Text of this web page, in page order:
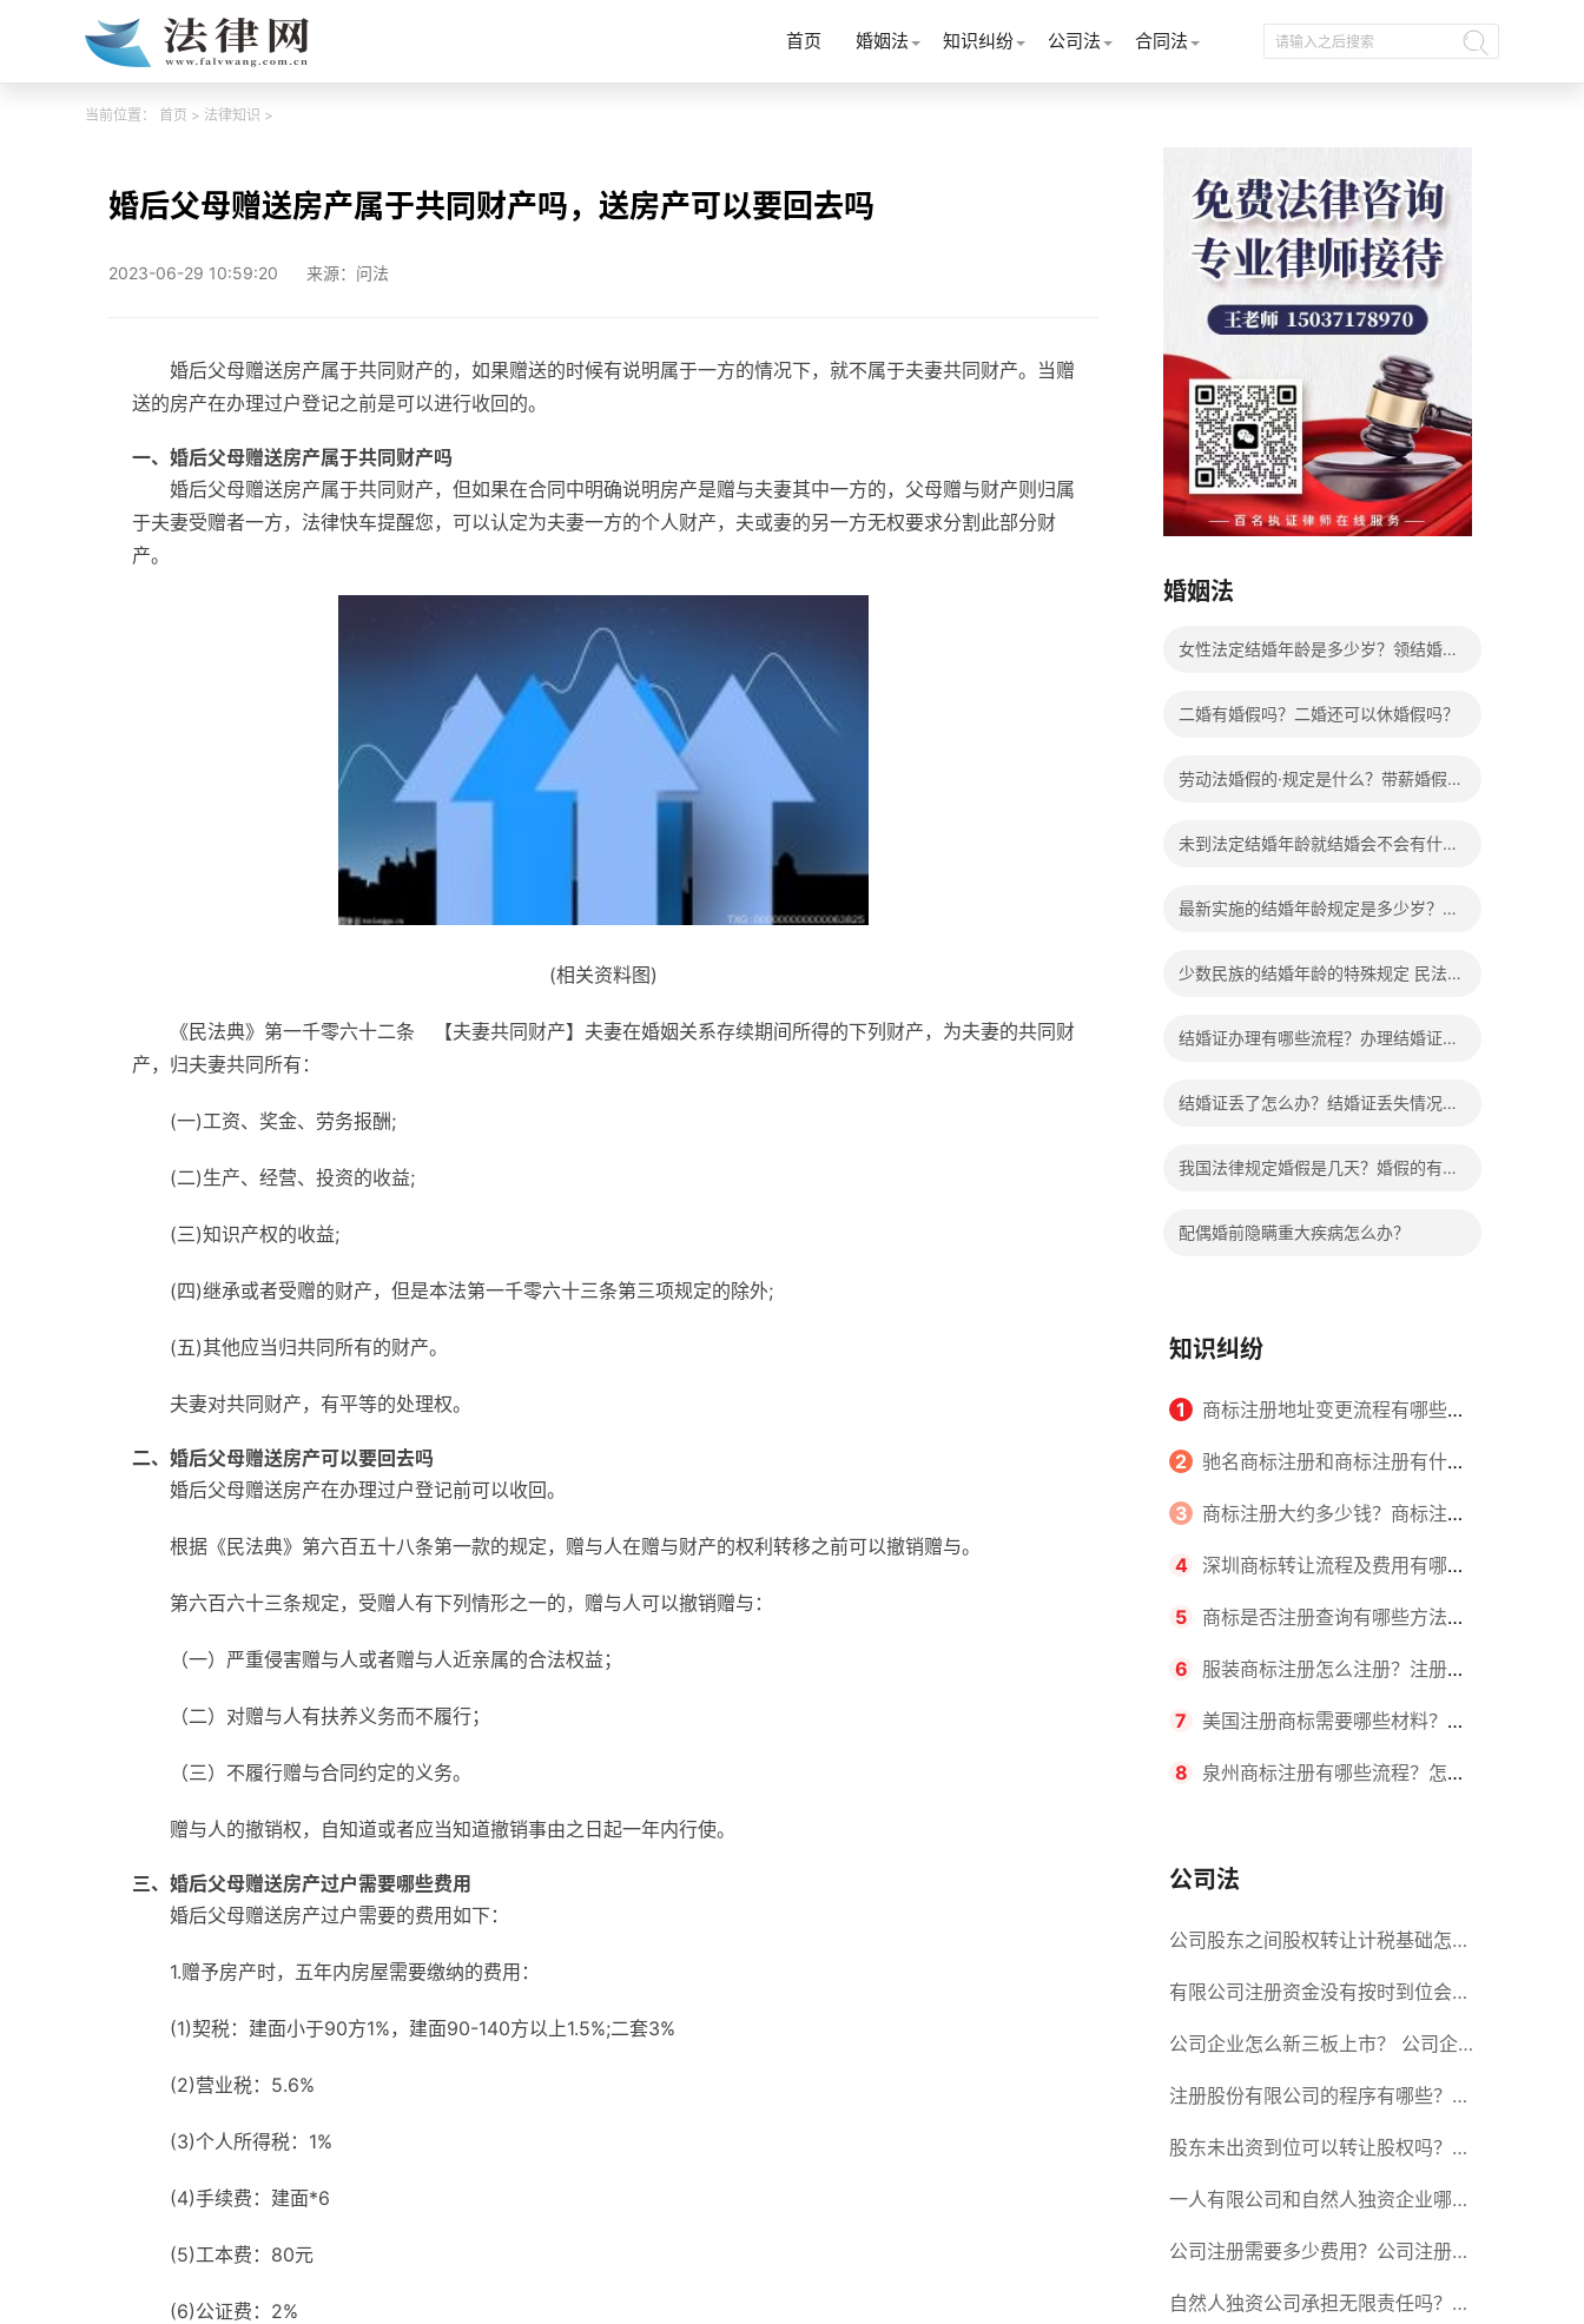
首页 婚姻法 知识纠纷 公司法 合同法
当前位置： 首页 > 法律知识 >
婚后父母赠送房产属于共同财产吗，送房产可以要回去吗
2023-06-29 10:59:20 来源：问法
婚后父母赠送房产属于共同财产的，如果赠送的时候有说明属于一方的情况下，就不属于夫妻共同财产。当赠
送的房产在办理过户登记之前是可以进行收回的。
一、婚后父母赠送房产属于共同财产吗
婚后父母赠送房产属于共同财产，但如果在合同中明确说明房产是赠与夫妻其中一方的，父母赠与财产则归属
于夫妻受赠者一方，法律快车提醒您，可以认定为夫妻一方的个人财产，夫或妻的另一方无权要求分割此部分财
产。
(相关资料图)
《民法典》第一千零六十二条 【夫妻共同财产】夫妻在婚姻关系存续期间所得的下列财产，为夫妻的共同财
产，归夫妻共同所有：
(一)工资、奖金、劳务报酬;
(二)生产、经营、投资的收益;
(三)知识产权的收益;
(四)继承或者受赠的财产，但是本法第一千零六十三条第三项规定的除外;
(五)其他应当归共同所有的财产。
夫妻对共同财产，有平等的处理权。
二、婚后父母赠送房产可以要回去吗
婚后父母赠送房产在办理过户登记前可以收回。
根据《民法典》第六百五十八条第一款的规定，赠与人在赠与财产的权利转移之前可以撤销赠与。
第六百六十三条规定，受赠人有下列情形之一的，赠与人可以撤销赠与：
（一）严重侵害赠与人或者赠与人近亲属的合法权益；
（二）对赠与人有扶养义务而不履行；
（三）不履行赠与合同约定的义务。
赠与人的撤销权，自知道或者应当知道撤销事由之日起一年内行使。
三、婚后父母赠送房产过户需要哪些费用
婚后父母赠送房产过户需要的费用如下：
1.赠予房产时，五年内房屋需要缴纳的费用：
(1)契税：建面小于90方1%，建面90-140方以上1.5%;二套3%
(2)营业税：5.6%
(3)个人所得税：1%
(4)手续费：建面*6
(5)工本费：80元
(6)公证费：2%
婚姻法
女性法定结婚年龄是多少岁？领结婚证
二婚有婚假吗？二婚还可以休婚假吗？
劳动法婚假的·规定是什么？带薪婚假工
未到法定结婚年龄就结婚会不会有什么
最新实施的结婚年龄规定是多少岁？法
少数民族的结婚年龄的特殊规定 民法典
结婚证办理有哪些流程？办理结婚证有
结婚证丢了怎么办？结婚证丢失情况有
我国法律规定婚假是几天？婚假的有关
配偶婚前隐瞒重大疾病怎么办？
知识纠纷
1 商标注册地址变更流程有哪些？
怎么提交申请书件？
2 驰名商标注册和商标注册有什么
区别？
3 商标注册大约多少钱？商标注册
查询的方式有哪些？
4 深圳商标转让流程及费用有哪些
要求？商标转让所需时间是多久？
5 商标是否注册查询有哪些方法？
有哪些步骤？
6 服装商标注册怎么注册？注册商
标流程有哪些？
7 美国注册商标需要哪些材料？美
国商标办理流程有哪些？
8 泉州商标注册有哪些流程？怎么
公司法
公司股东之间股权转让计税基础怎么
确认？公司股东之间的股权转让要符
合什么要件？
有限公司注册资金没有按时到位会怎
么样？股份有限公司设立的注册条件
公司企业怎么新三板上市？ 公司企
业新三板上市的流程
注册股份有限公司的程序有哪些？注
册股份有限公司需要提交哪些材料？
股东未出资到位可以转让股权吗？股
东未出资到位能否分红？
一人有限公司和自然人独资企业哪个
好？一人公司设立条件有哪些？
公司注册需要多少费用？公司注册需
要准备什么材料？
自然人独资公司承担无限责任吗？有